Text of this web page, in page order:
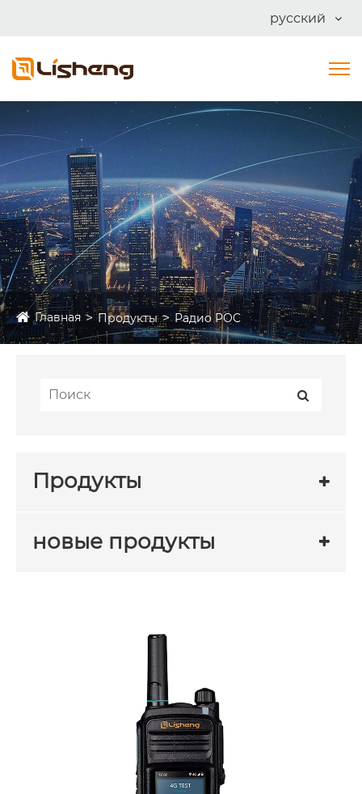
русский
Главная Продукты Радио POC
Продукты
новые продукты